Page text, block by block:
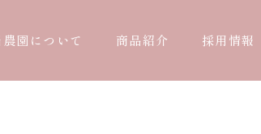
農園について 商品紹介 採用情報